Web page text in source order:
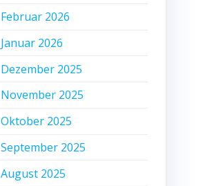
Februar 2026
Januar 2026
Dezember 2025
November 2025
Oktober 2025
September 2025
August 2025